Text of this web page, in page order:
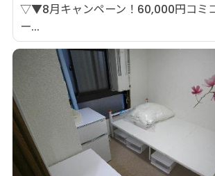
▽▼8月キャンペーン！60,000円コミ
ー...